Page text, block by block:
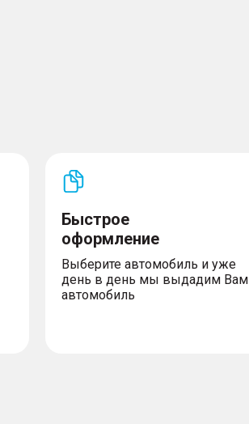
Быстрое
оформление
Выберите автомобиль и уже
день в день мы выдадим Вам
автомобиль